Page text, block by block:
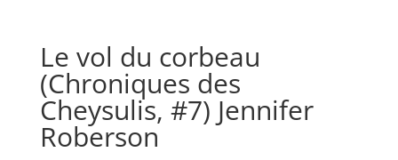
Le vol du corbeau
(Chroniques des
Cheysulis, #7) Jennifer
Roberson